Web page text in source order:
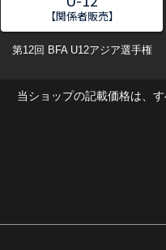
【関係者販売】
第12回 BFA U12アジア選手権
当ショップの記載価格は、